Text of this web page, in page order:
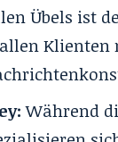
Übels ist
Klienten
Während